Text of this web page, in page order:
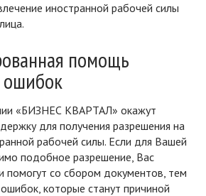
иностранной рабочей силы
помощь
ошибок
«БИЗНЕС КВАРТАЛ» окажут
для получения разрешения на
рабочей силы. Если для Вашей
подобное разрешение, Вас
помогут со сбором документов, тем
которые станут причиной